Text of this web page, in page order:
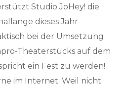
Studio JoHey! die
dieses Jahr
bei der Umsetzung
Theaterstücks auf dem
ein Fest zu werden!
im Internet. Weil nicht